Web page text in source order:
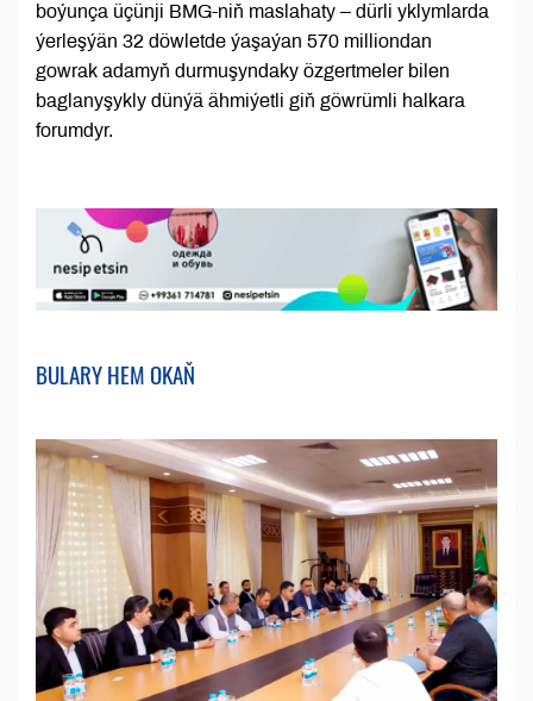
boýunça üçünji BMG-niň maslahaty – dürli yklymlarda
ýerleşýän 32 döwletde ýaşaýan 570 milliondan
gowrak adamyň durmuşyndaky özgertmeler bilen
baglanyşykly dünýä ähmiýetli giň göwrümli halkara
forumdyr.
BULARY HEM OKAŇ